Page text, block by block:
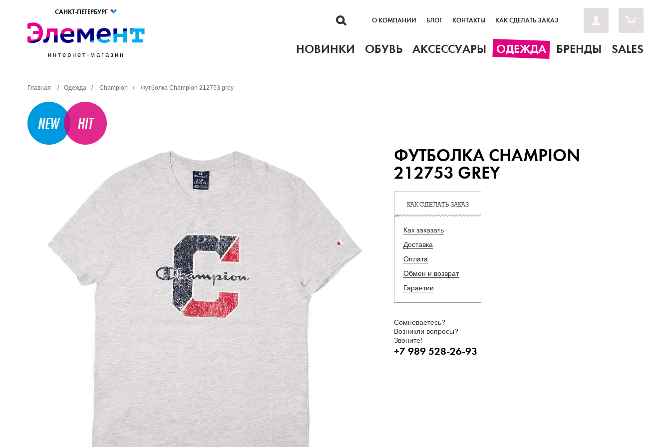
САНКТ-ПЕТЕРБУРГ
интернет-магазин
О КОМПАНИИ БЛОГ КОНТАКТЫ КАК СДЕЛАТЬ ЗАКАЗ
НОВИНКИ ОБУВЬ АКСЕССУАРЫ ОДЕЖДА БРЕНДЫ SALES
Главная / Одежда / Champion / Футболка Champion 212753 grey
ФУТБОЛКА CHAMPION
212753 GREY
КАК СДЕЛАТЬ ЗАКАЗ
Как заказать
Доставка
Оплата
Обмен и возврат
Гарантии
Сомневаетесь?
Возникли вопросы?
Звоните!
+7 989 528-26-93